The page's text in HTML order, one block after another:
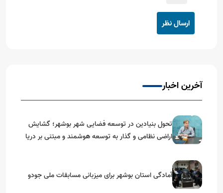
ارسال نظر
آخرین اخبار
تحول بنیادین در توسعه فضایی شهر بوشهر؛ گشایش
اراضی نظامی و گذار به توسعه هوشمند و مبتنی بر دریا
آمادگی استان بوشهر برای میزبانی مسابقات ملی جودو